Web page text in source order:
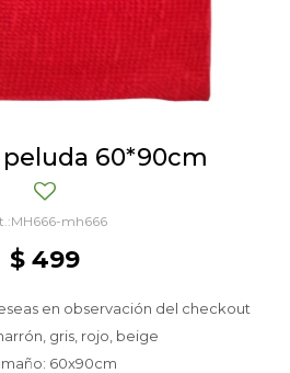
60*90cm
MH666-mh666
$ 499
en observación del checkout
gris, rojo, beige
60x90cm